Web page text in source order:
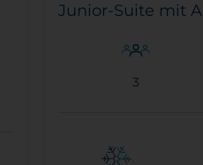
Junior-Suite mit
3